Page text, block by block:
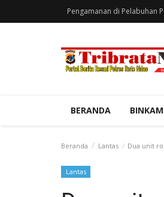
Pengamanan di Pelabuhan
BERANDA BINKAM
Beranda Lantas Dua unit
Lantas